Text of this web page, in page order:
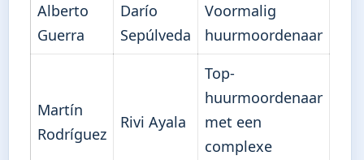
Alberto
Guerra
Darío
Sepúlveda
Voormalig
huurmoordenaar
Martín
Rodríguez
Rivi Ayala
Top-
huurmoordenaar
met een
complexe